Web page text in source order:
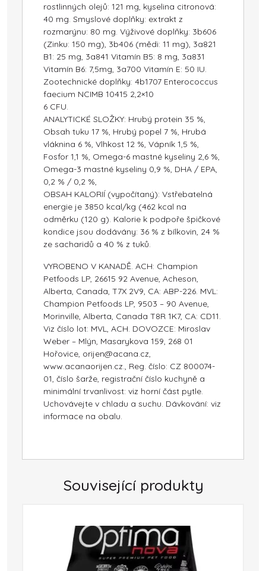
rostlinných olejů: 121 mg, kyselina citronová:
40 mg. Smyslové doplňky: extrakt z
rozmarýnu: 80 mg. Výživové doplňky: 3b606
(Zinku: 150 mg), 3b406 (mědi: 11 mg), 3a821
B1: 25 mg, 3a841 Vitamín B5: 8 mg, 3a831
Vitamín B6: 7,5mg, 3a700 Vitamín E: 50 IU.
Zootechnické doplňky: 4b1707 Enterococcus
faecium NCIMB 10415 2,2×10
6 CFU.
ANALYTICKÉ SLOŽKY: Hrubý protein 35 %,
Obsah tuku 17 %, Hrubý popel 7 %, Hrubá
vláknina 6 %, Vlhkost 12 %, Vápník 1,5 %,
Fosfor 1,1 %, Omega-6 mastné kyseliny 2,6 %,
Omega-3 mastné kyseliny 0,9 %, DHA / EPA,
0,2 % / 0,2 %,
OBSAH KALORIÍ (vypočítaný): Vstřebatelná
energie je 3850 kcal/kg (462 kcal na
odměrku (120 g). Kalorie k podpoře špičkové
kondice jsou dodávány: 36 % z bílkovin, 24 %
ze sacharidů a 40 % z tuků.
VYROBENO V KANADĚ. ACH: Champion
Petfoods LP, 26615 92 Avenue, Acheson,
Alberta, Canada, T7X 2V9, CA: ABP-226. MVL:
Champion Petfoods LP, 9503 – 90 Avenue,
Morinville, Alberta, Canada T8R 1K7, CA: CD11.
Viz číslo lot: MVL, ACH. DOVOZCE: Miroslav
Weber – Mlýn, Masarykova 159, 268 01
Hořovice, orijen@acana.cz,
www.acanaorijen.cz., Reg. číslo: CZ 800074-
01, číslo šarže, registrační číslo kuchyně a
minimální trvanlivost: viz horní část pytle.
Uchovávejte v chladu a suchu. Dávkování: viz
informace na obalu.
Související produkty